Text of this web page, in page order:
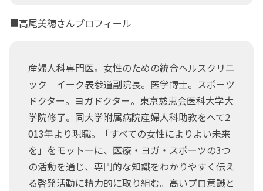
■高尾美穂さんプロフィール
産婦人科専門医。女性のための統合ヘルスクリニ
ック イーク表参道副院長。医学博士。スポーツ
ドクター。ヨガドクター。東京慈恵会医科大学大
学院修了。同大学附属病院産婦人科助教をへて2
013年より現職。「すべての女性によりよい未来
を」をモットーに、医療・ヨガ・スポーツの3つ
の活動を通じ、専門的な知識をわかりやすく伝え
る啓発活動に精力的に取り組む。高いプロ意識と